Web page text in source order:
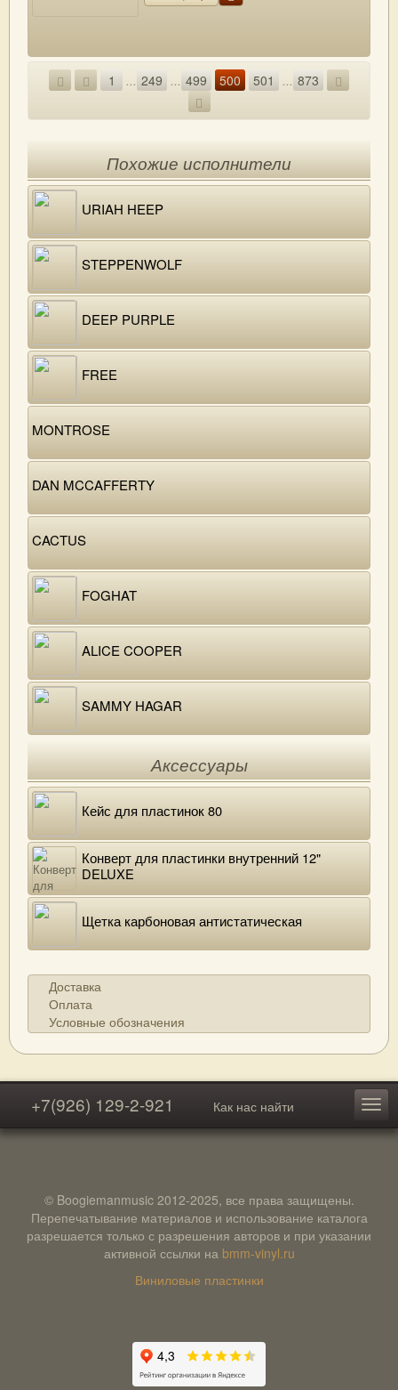
1 ... 249 ... 499 500 501 ... 873
Похожие исполнители
URIAH HEEP
STEPPENWOLF
DEEP PURPLE
FREE
MONTROSE
DAN MCCAFFERTY
CACTUS
FOGHAT
ALICE COOPER
SAMMY HAGAR
Аксессуары
Кейс для пластинок 80
Конверт для пластинки внутренний 12"
DELUXE
Щетка карбоновая антистатическая
Доставка
Оплата
Условные обозначения
+7(926) 129-2-921 Как нас найти
© Boogiemanmusic 2012-2025, все права защищены.
Перепечатывание материалов и использование каталога
разрешается только с разрешения авторов и при указании
активной ссылки на bmm-vinyl.ru
Виниловые пластинки